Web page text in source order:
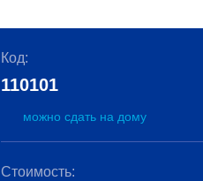
Код:
110101
можно сдать на дому
Стоимость: